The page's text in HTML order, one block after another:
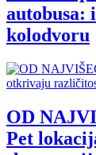
autobusa:
kolodvoru
OD
Pet